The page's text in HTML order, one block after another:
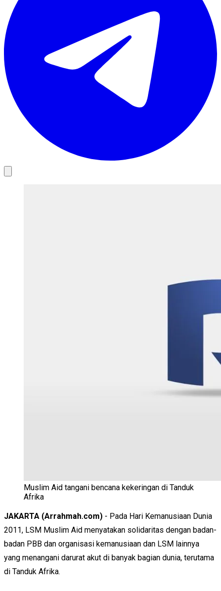
Muslim Aid tangani bencana kekeringan di Tanduk
Afrika
JAKARTA (Arrahmah.com) - Pada Hari Kemanusiaan Dunia
2011, LSM Muslim Aid menyatakan solidaritas dengan badan-
badan PBB dan organisasi kemanusiaan dan LSM lainnya
yang menangani darurat akut di banyak bagian dunia, terutama
di Tanduk Afrika.